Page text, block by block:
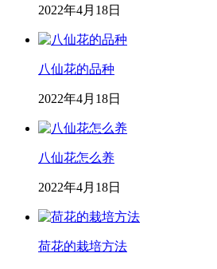
2022年4月18日
八仙花的品种
2022年4月18日
八仙花怎么养
2022年4月18日
荷花的栽培方法